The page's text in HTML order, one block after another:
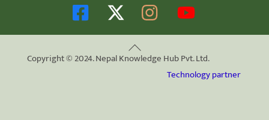
Back
To
Copyright © 2024. Nepal Knowledge Hub Pvt. Ltd.
Technology partner